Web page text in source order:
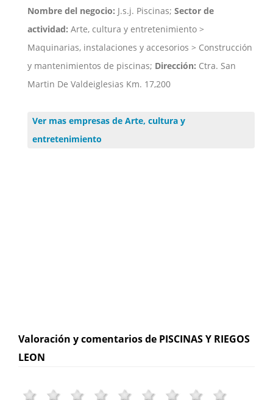
Nombre del negocio: J.s.j. Piscinas; Sector de
actividad: Arte, cultura y entretenimiento >
Maquinarias, instalaciones y accesorios > Construcción
y mantenimientos de piscinas; Dirección: Ctra. San
Martin De Valdeiglesias Km. 17,200
Ver mas empresas de Arte, cultura y
entretenimiento
Valoración y comentarios de PISCINAS Y RIEGOS
LEON